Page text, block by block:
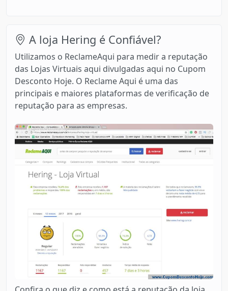
A loja Hering é Confiável?
Utilizamos o ReclameAqui para medir a reputação
das Lojas Virtuais aqui divulgadas aqui no Cupom
Desconto Hoje. O Reclame Aqui é uma das
principais e maiores plataformas de verificação de
reputação para as empresas.